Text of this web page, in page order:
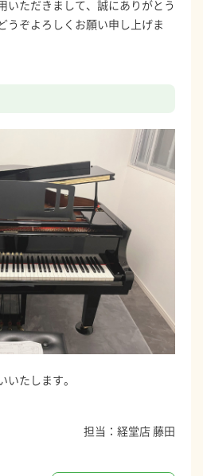
いただきまして、誠にありがとう
うぞよろしくお願い申し上げま
たします。
担当：経堂店 藤田